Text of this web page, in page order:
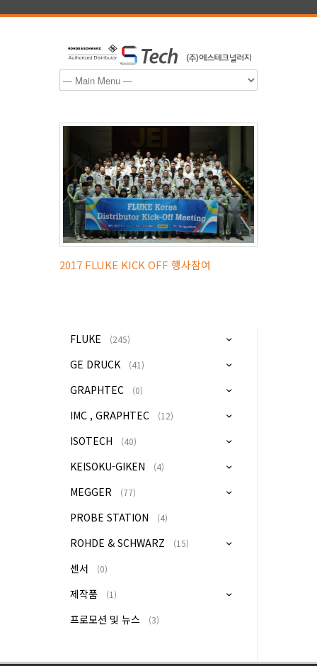
2017 FLUKE KICK OFF 행사참여
FLUKE (245)
GE DRUCK (41)
GRAPHTEC (0)
IMC , GRAPHTEC (12)
ISOTECH (40)
KEISOKU-GIKEN (4)
MEGGER (77)
PROBE STATION (4)
ROHDE & SCHWARZ (15)
센서 (0)
제작품 (1)
프로모션 및 뉴스 (3)